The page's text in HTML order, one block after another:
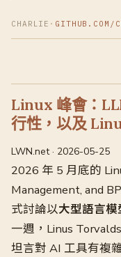
CHARLIE · GITHUB.COM/
Linux 峰會：
行性，以及
LWN.net · 2026-05-25
2026 年 5 月底的
Management, and
式討論以大型語言
一週，Linus
坦言對 AI 工具有複